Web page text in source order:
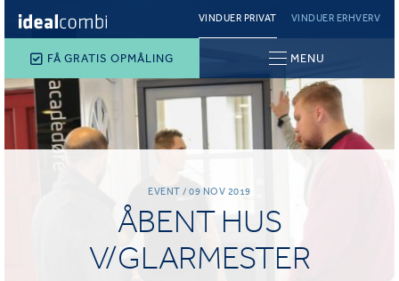
VINDUER PRIVAT VINDUER ERHVERV
FÅ GRATIS OPMÅLING MENU
EVENT / 09 NOV 2019
ÅBENT HUS
V/GLARMESTER